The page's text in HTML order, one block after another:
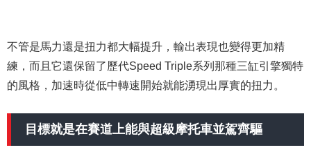
不管是馬力還是扭力都大幅提升，輸出表現也變得更加精
練，而且它還保留了歷代Speed Triple系列那種三缸引擎獨特
的風格，加速時從低中轉速開始就能湧現出厚實的扭力。
目標就是在賽道上能與超級摩托車並駕齊驅